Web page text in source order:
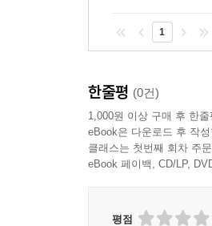
1
한줄평 (0건)
1,000원 이상 구매 후 한줄
eBook은 다운로드 후 작
클래스는 첫번째 회차 주
eBook 페이백, CD/LP,
평점